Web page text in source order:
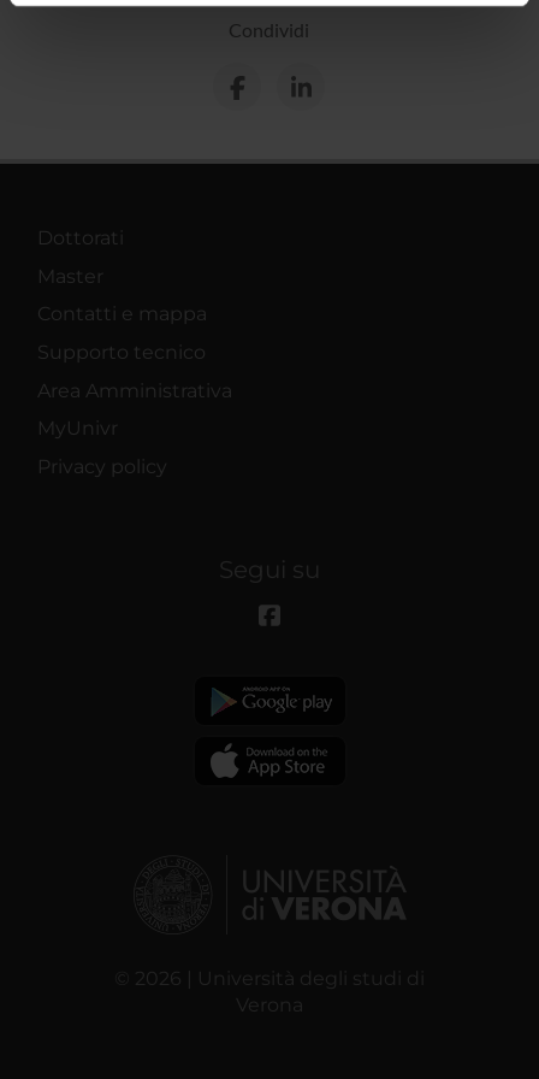
nostri partner che si occupano di analisi dei dati web,
pubblicità e social media, i quali potrebbero combinarle
con altre informazioni che hai fornito loro o che hanno
Condividi
Dottorati
Master
Contatti e mappa
Supporto tecnico
Area Amministrativa
MyUnivr
Privacy policy
Segui su
© 2026 | Università degli studi di
Verona